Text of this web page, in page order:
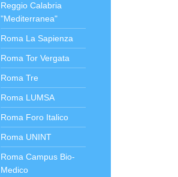
Reggio Calabria
"Mediterranea"
Roma La Sapienza
Roma Tor Vergata
Roma Tre
Roma LUMSA
Roma Foro Italico
Roma UNINT
Roma Campus Bio-
Medico